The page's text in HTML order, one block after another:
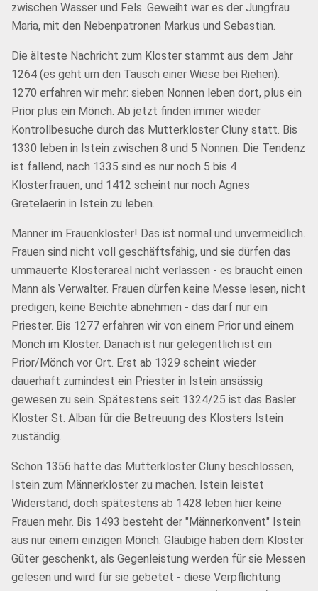
zwischen Wasser und Fels. Geweiht war es der Jungfrau
Maria, mit den Nebenpatronen Markus und Sebastian.
Die älteste Nachricht zum Kloster stammt aus dem Jahr
1264 (es geht um den Tausch einer Wiese bei Riehen).
1270 erfahren wir mehr: sieben Nonnen leben dort, plus ein
Prior plus ein Mönch. Ab jetzt finden immer wieder
Kontrollbesuche durch das Mutterkloster Cluny statt. Bis
1330 leben in Istein zwischen 8 und 5 Nonnen. Die Tendenz
ist fallend, nach 1335 sind es nur noch 5 bis 4
Klosterfrauen, und 1412 scheint nur noch Agnes
Gretelaerin in Istein zu leben.
Männer im Frauenkloster! Das ist normal und unvermeidlich.
Frauen sind nicht voll geschäftsfähig, und sie dürfen das
ummauerte Klosterareal nicht verlassen - es braucht einen
Mann als Verwalter. Frauen dürfen keine Messe lesen, nicht
predigen, keine Beichte abnehmen - das darf nur ein
Priester. Bis 1277 erfahren wir von einem Prior und einem
Mönch im Kloster. Danach ist nur gelegentlich ist ein
Prior/Mönch vor Ort. Erst ab 1329 scheint wieder
dauerhaft zumindest ein Priester in Istein ansässig
gewesen zu sein. Spätestens seit 1324/25 ist das Basler
Kloster St. Alban für die Betreuung des Klosters Istein
zuständig.
Schon 1356 hatte das Mutterkloster Cluny beschlossen,
Istein zum Männerkloster zu machen. Istein leistet
Widerstand, doch spätestens ab 1428 leben hier keine
Frauen mehr. Bis 1493 besteht der "Männerkonvent" Istein
aus nur einem einzigen Mönch. Gläubige haben dem Kloster
Güter geschenkt, als Gegenleistung werden für sie Messen
gelesen und wird für sie gebetet - diese Verpflichtung